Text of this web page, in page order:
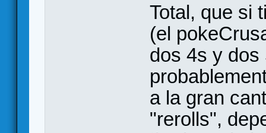
Total, que si
(el
dos 4s y dos
a la gran
"rerolls",